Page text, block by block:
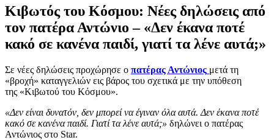
Κιβωτός του Κόσμου: Νέες δηλώσεις από
τον πατέρα Αντώνιο – «Δεν έκανα ποτέ
κακό σε κανένα παιδί, γιατί τα λένε αυτά;»
Σε νέες δηλώσεις προχώρησε ο πατέρας Αντώνιος μετά τη
«βροχή» καταγγελιών εις βάρος του σχετικά με την υπόθεση
της «Κιβωτού του Κόσμου».
«Δεν είναι δυνατόν, δεν μπορεί να έγιναν όλα αυτά. Δεν έκανα ποτέ
κακό σε κανένα παιδί. Γιατί τα λένε αυτά;» δηλώνει ο πατέρας
Αντώνιος στο Star.